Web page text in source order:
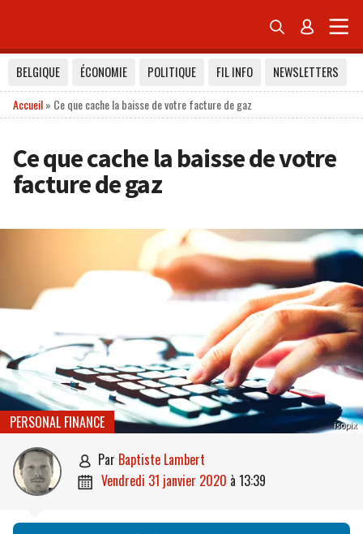
 
BELGIQUE ÉCONOMIE POLITIQUE FIL INFO
NEWSLETTERS
Accueil» Ce que cache la baisse de votre facture de gaz
Ce que cache la baisse de votre
facture de gaz
isopix
PERSONAL FINANCE
 par Baptiste Lambert
 vendredi 31 janvier 2020 à 13:39